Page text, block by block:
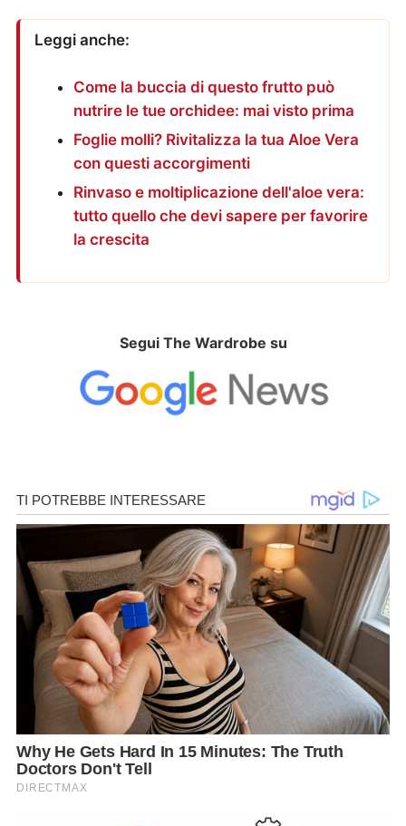
Leggi anche:
Come la buccia di questo frutto può
nutrire le tue orchidee: mai visto prima
Foglie molli? Rivitalizza la tua Aloe Vera
con questi accorgimenti
Rinvaso e moltiplicazione dell'aloe vera:
tutto quello che devi sapere per favorire
la crescita
Segui The Wardrobe su